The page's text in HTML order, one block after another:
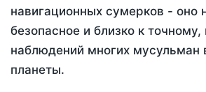
навигационных сумерков - оно
безопасное и близко к точному,
наблюдений многих мусульман
планеты.